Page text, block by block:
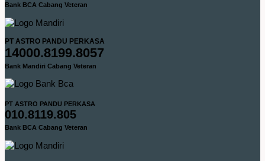
Bank BCA Cabang Veteran
PT ASTRO PANDU PERKASA
14000.8199.8057
Bank Mandiri Cabang Veteran
PT ASTRO PANDU PERKASA
010.8119.805
Bank BCA Cabang Veteran